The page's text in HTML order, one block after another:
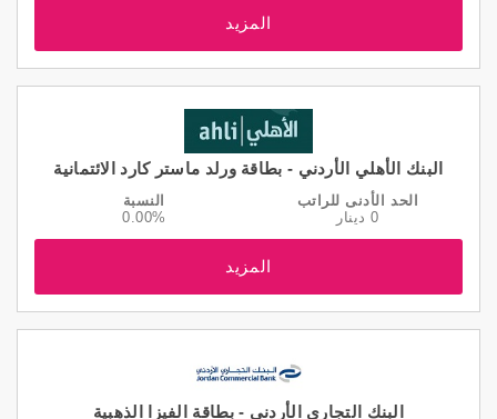
المزيد
البنك الأهلي الأردني - بطاقة ورلد ماستر كارد الائتمانية
الحد الأدنى للراتب
0 دينار
النسبة
0.00%
المزيد
البنك التجاري الأردني - بطاقة الفيزا الذهبية